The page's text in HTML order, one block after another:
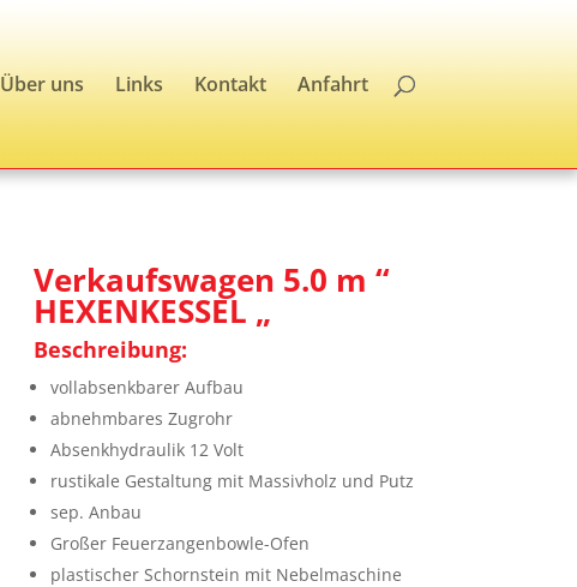
Über uns Links Kontakt Anfahrt
Verkaufswagen 5.0 m “
HEXENKESSEL „
Beschreibung:
vollabsenkbarer Aufbau
abnehmbares Zugrohr
Absenkhydraulik 12 Volt
rustikale Gestaltung mit Massivholz und Putz
sep. Anbau
Großer Feuerzangenbowle-Ofen
plastischer Schornstein mit Nebelmaschine